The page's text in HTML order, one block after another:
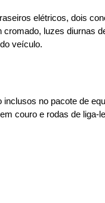
elétricos, dois
luzes diurnas
veículo.
no pacote de
couro e rodas de liga-